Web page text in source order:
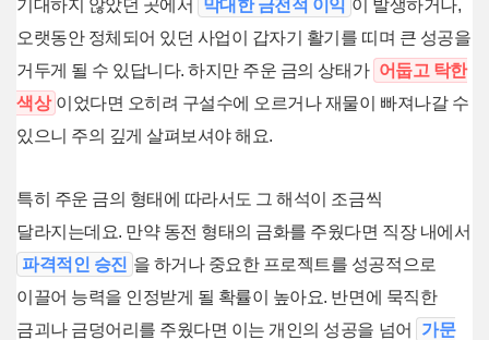
기대하지 않았던 곳에서 막대한 금전적 이익 이 발생하거나,
오랫동안 정체되어 있던 사업이 갑자기 활기를 띠며 큰 성공을
거두게 될 수 있답니다. 하지만 주운 금의 상태가 어둡고 탁한
색상 이었다면 오히려 구설수에 오르거나 재물이 빠져나갈 수
있으니 주의 깊게 살펴보셔야 해요.
특히 주운 금의 형태에 따라서도 그 해석이 조금씩
달라지는데요. 만약 동전 형태의 금화를 주웠다면 직장 내에서
파격적인 승진 을 하거나 중요한 프로젝트를 성공적으로
이끌어 능력을 인정받게 될 확률이 높아요. 반면에 묵직한
금괴나 금덩어리를 주웠다면 이는 개인의 성공을 넘어
가문